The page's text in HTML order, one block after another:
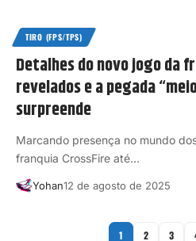
TIRO (FPS/TPS)
Detalhes do novo jogo da
revelados e a pegada
surpreende
Marcando presença no mundo
franquia CrossFire até…
Yohan12 de agosto de 2025
1 2 3